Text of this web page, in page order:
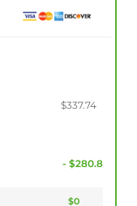
$337.74
- $280.8
$0